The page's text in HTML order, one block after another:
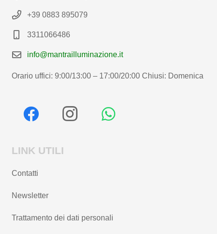
+39 0883 895079
3311066486
info@mantrailluminazione.it
Orario uffici: 9:00/13:00 – 17:00/20:00 Chiusi: Domenica
LINK UTILI
Contatti
Newsletter
Trattamento dei dati personali